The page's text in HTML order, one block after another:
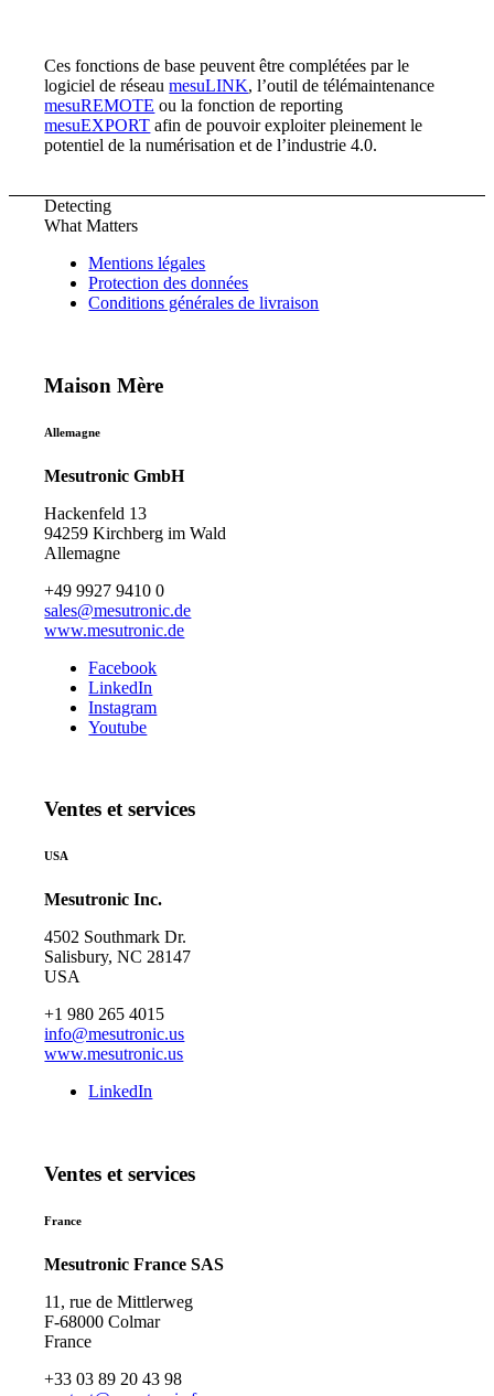
Ces fonctions de base peuvent être complétées par le
logiciel de réseaumesuLINK, l’outil de télémaintenance
mesuREMOTE ou la fonction de reporting
mesuEXPORT afin de pouvoir exploiter pleinement le
potentiel de la numérisation et de l’industrie 4.0.
Detecting
What Matters
Mentions légales
Protection des données
Conditions générales de livraison
Maison Mère
Allemagne
Mesutronic GmbH
Hackenfeld 13
94259 Kirchberg im Wald
Allemagne
+49 9927 9410 0
sales@mesutronic.de
www.mesutronic.de
Facebook
LinkedIn
Instagram
Youtube
Ventes et services
USA
Mesutronic Inc.
4502 Southmark Dr.
Salisbury, NC 28147
USA
+1 980 265 4015
info@mesutronic.us
www.mesutronic.us
LinkedIn
Ventes et services
France
Mesutronic France SAS
11, rue de Mittlerweg
F-68000 Colmar
France
+33 03 89 20 43 98